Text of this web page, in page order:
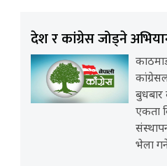
देश र कांग्रेस जोड्ने
एकता
भेला